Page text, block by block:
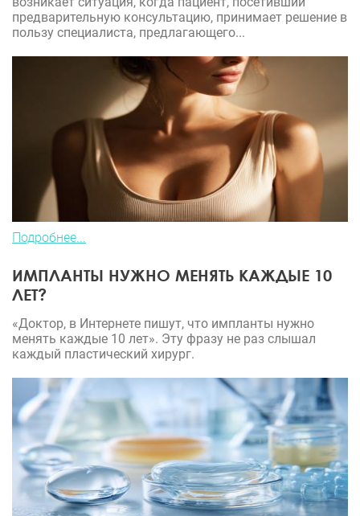
предварительную консультацию, принимает решение в
пользу специалиста, предлагающего...
Подробнее...
ИМПЛАНТЫ НУЖНО МЕНЯТЬ КАЖДЫЕ 10
ЛЕТ?
«Доктор, в Интернете пишут, что импланты нужно
менять каждые 10 лет». Эту фразу не раз слышал
каждый пластический хирург.